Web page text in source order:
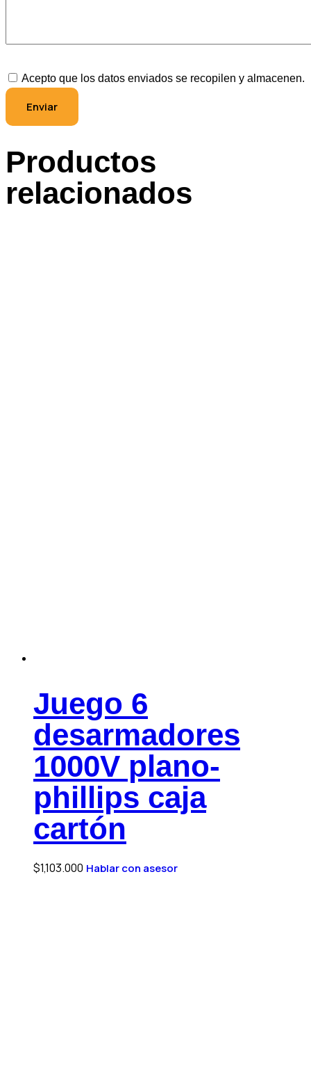
Acepto que los datos enviados se recopilen y almacenen.
Productos
relacionados
Juego 6
desarmadores
1000V plano-
phillips caja
cartón
$1,103.000 Hablar con asesor